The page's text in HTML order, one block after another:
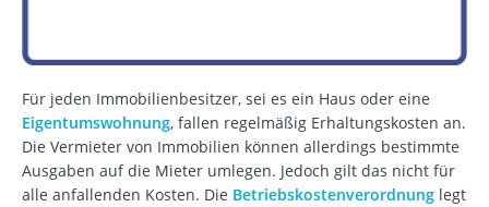
Für jeden Immobilienbesitzer, sei es ein Haus oder eine
Eigentumswohnung, fallen regelmäßig Erhaltungskosten an.
Die Vermieter von Immobilien können allerdings bestimmte
Ausgaben auf die Mieter umlegen. Jedoch gilt das nicht für
alle anfallenden Kosten. Die Betriebskostenverordnung legt